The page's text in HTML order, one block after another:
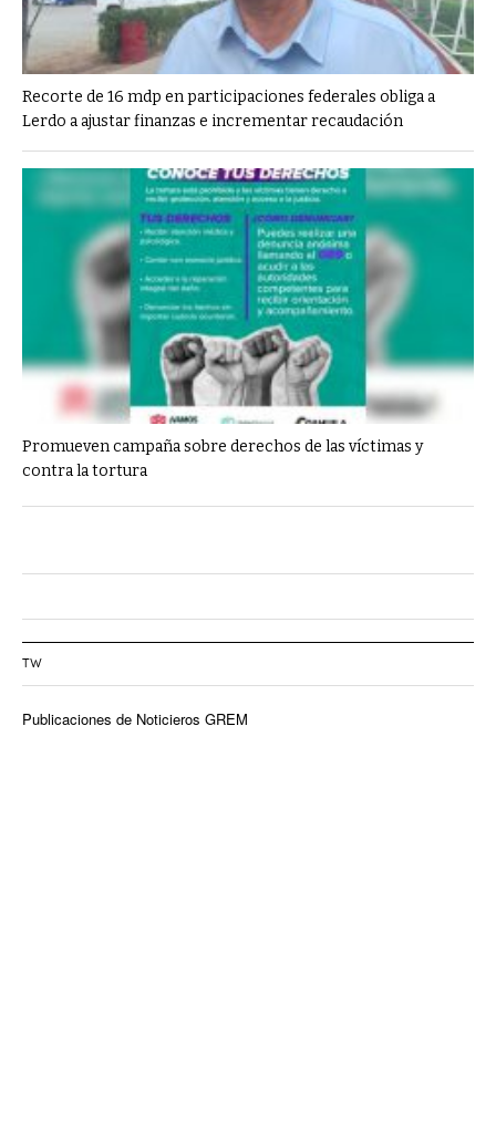
Recorte de 16 mdp en participaciones federales obliga a
Lerdo a ajustar finanzas e incrementar recaudación
Promueven campaña sobre derechos de las víctimas y
contra la tortura
TW
Publicaciones de Noticieros GREM